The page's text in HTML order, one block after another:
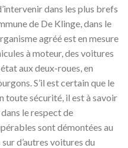
dans les plus brefs
de De Klinge, dans le
agréé est en mesure
à moteur, des voitures
aux deux-roues, en
S’il est certain que le
toute sécurité, il est à savoir
le respect de
sont démontées au
d’autres voitures du